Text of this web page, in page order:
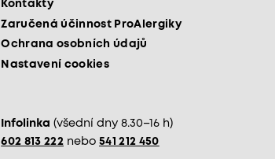
Kontakty
Zaručená účinnost ProAlergiky
Ochrana osobních údajů
Nastavení cookies
Infolinka (všední dny 8.30–16 h)
602 813 222 nebo 541 212 450